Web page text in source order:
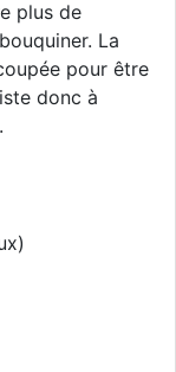
plus de
La
pour être
donc à